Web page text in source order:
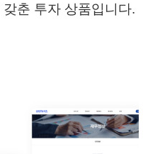
춘 투자 상품입니다.